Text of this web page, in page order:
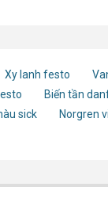
Xy lanh festo
Biến tần
sick Norgren